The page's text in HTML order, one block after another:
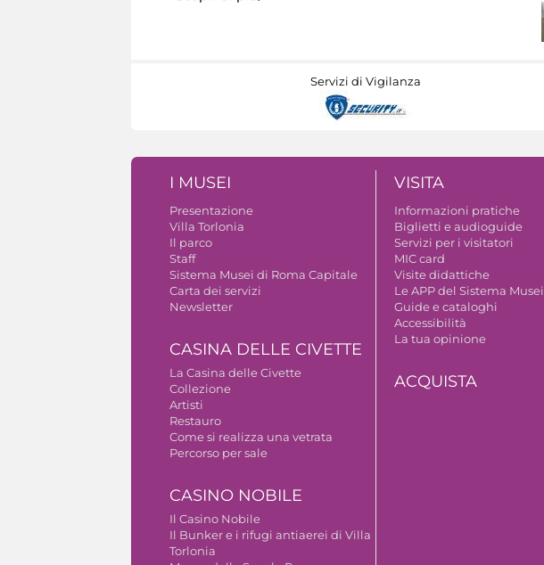
Servizi di Vigilanza
I MUSEI
Presentazione
Villa Torlonia
Il parco
Staff
Sistema Musei di Roma Capitale
Carta dei servizi
Newsletter
CASINA DELLE CIVETTE
La Casina delle Civette
Collezione
Artisti
Restauro
Come si realizza una vetrata
Percorso per sale
CASINO NOBILE
Il Casino Nobile
Il Bunker e i rifugi antiaerei di Villa
Torlonia
VISITA
Informazioni pratiche
Biglietti e audioguide
Servizi per i visitatori
MIC card
Visite didattiche
Le APP del Sistema Musei
Guide e cataloghi
Accessibilità
La tua opinione
ACQUISTA